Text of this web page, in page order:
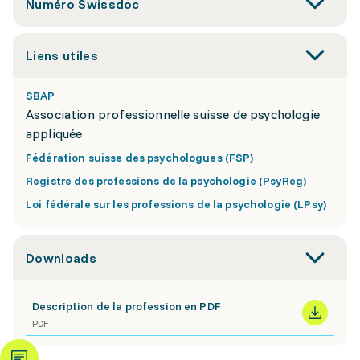
Numéro Swissdoc
Liens utiles
SBAP
Association professionnelle suisse de psychologie
appliquée
Fédération suisse des psychologues (FSP)
Registre des professions de la psychologie (PsyReg)
Loi fédérale sur les professions de la psychologie (LPsy)
Downloads
Description de la profession en PDF
PDF